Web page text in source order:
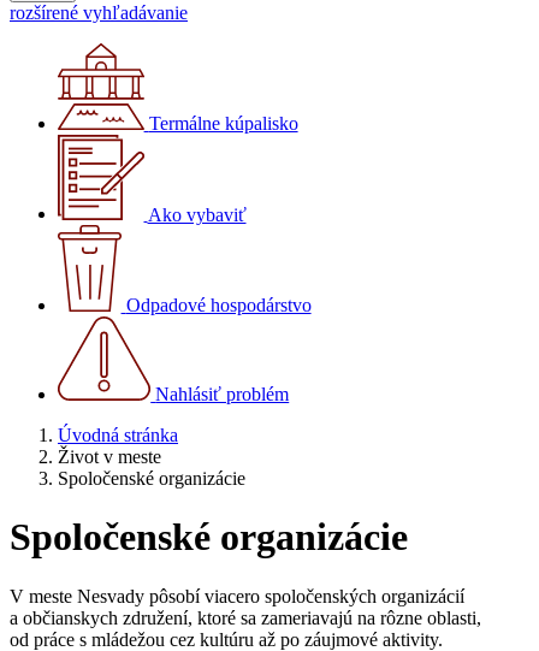
rozšírené vyhľadávanie
Termálne kúpalisko
Ako vybaviť
Odpadové hospodárstvo
Nahlásiť problém
Úvodná stránka
Život v meste
Spoločenské organizácie
Spoločenské organizácie
V meste Nesvady pôsobí viacero spoločenských organizácií
a občianskych združení, ktoré sa zameriavajú na rôzne oblasti,
od práce s mládežou cez kultúru až po záujmové aktivity.